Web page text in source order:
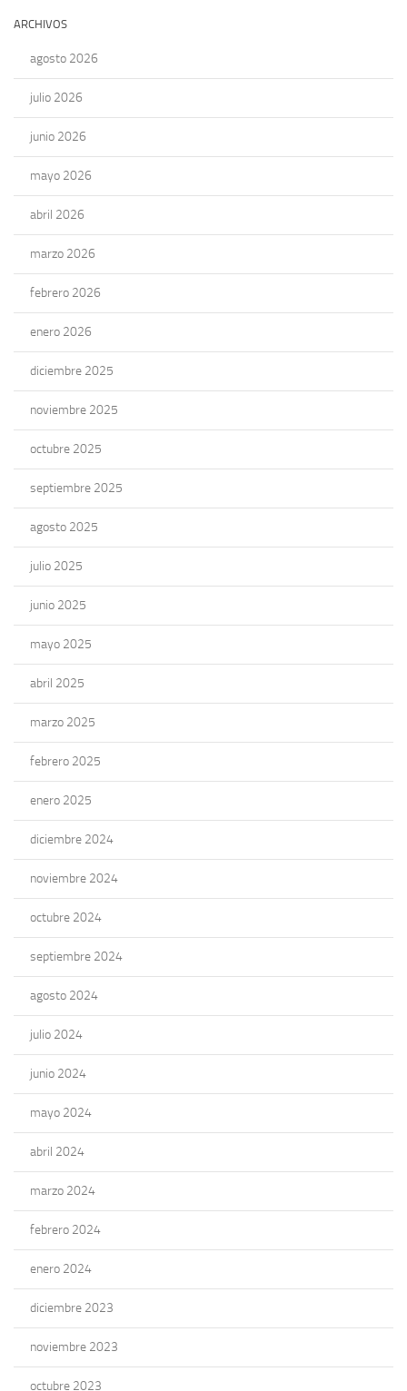
ARCHIVOS
agosto 2026
julio 2026
junio 2026
mayo 2026
abril 2026
marzo 2026
febrero 2026
enero 2026
diciembre 2025
noviembre 2025
octubre 2025
septiembre 2025
agosto 2025
julio 2025
junio 2025
mayo 2025
abril 2025
marzo 2025
febrero 2025
enero 2025
diciembre 2024
noviembre 2024
octubre 2024
septiembre 2024
agosto 2024
julio 2024
junio 2024
mayo 2024
abril 2024
marzo 2024
febrero 2024
enero 2024
diciembre 2023
noviembre 2023
octubre 2023